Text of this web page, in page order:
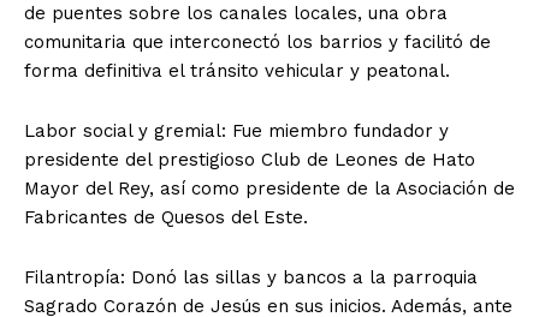
News Week
Magazine PRO
de puentes sobre los canales locales, una obra
comunitaria que interconectó los barrios y facilitó de
forma definitiva el tránsito vehicular y peatonal.
​Labor social y gremial: Fue miembro fundador y
presidente del prestigioso Club de Leones de Hato
Mayor del Rey, así como presidente de la Asociación de
Fabricantes de Quesos del Este.
​Filantropía: Donó las sillas y bancos a la parroquia
Sagrado Corazón de Jesús en sus inicios. Además, ante